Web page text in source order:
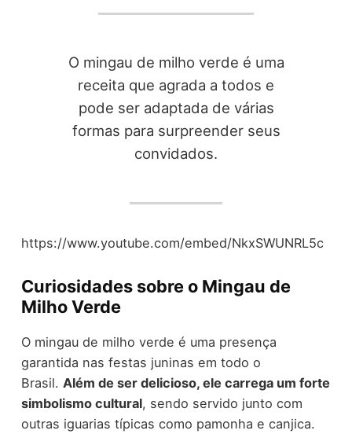
O mingau de milho verde é uma
receita que agrada a todos e
pode ser adaptada de várias
formas para surpreender seus
convidados.
https://www.youtube.com/embed/NkxSWUNRL5c
Curiosidades sobre o Mingau de
Milho Verde
O mingau de milho verde é uma presença
garantida nas festas juninas em todo o
Brasil. Além de ser delicioso, ele carrega um forte
simbolismo cultural, sendo servido junto com
outras iguarias típicas como pamonha e canjica.